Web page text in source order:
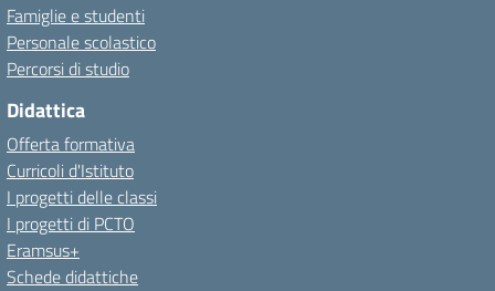
Famiglie e studenti
Personale scolastico
Percorsi di studio
Didattica
Offerta formativa
Curricoli d'Istituto
I progetti delle classi
I progetti di PCTO
Eramsus+
Schede didattiche